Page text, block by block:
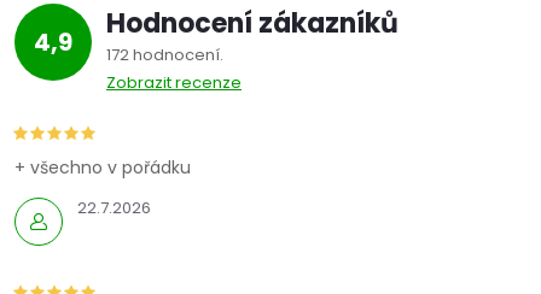
4,9 Hodnocení zákazníků
172 hodnocení
Zobrazit recenze
22.7.2026
+ všechno v pořádku